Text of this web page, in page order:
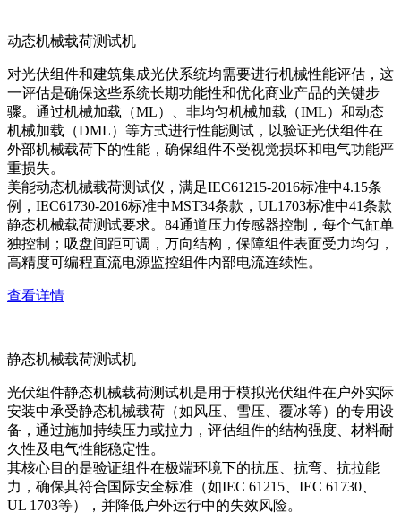
动态机械载荷测试机
对光伏组件和建筑集成光伏系统均需要进行机械性能评估，这
一评估是确保这些系统长期功能性和优化商业产品的关键步
骤。通过机械加载（ML）、非均匀机械加载（IML）和动态
机械加载（DML）等方式进行性能测试，以验证光伏组件在
外部机械载荷下的性能，确保组件不受视觉损坏和电气功能严
重损失。
美能动态机械载荷测试仪，满足IEC61215-2016标准中4.15条
例，IEC61730-2016标准中MST34条款，UL1703标准中41条款
静态机械载荷测试要求。84通道压力传感器控制，每个气缸单
独控制；吸盘间距可调，万向结构，保障组件表面受力均匀，
高精度可编程直流电源监控组件内部电流连续性。
查看详情
静态机械载荷测试机
光伏组件静态机械载荷测试机是用于模拟光伏组件在户外实际
安装中承受静态机械载荷（如风压、雪压、覆冰等）的专用设
备，通过施加持续压力或拉力，评估组件的结构强度、材料耐
久性及电气性能稳定性。
其核心目的是验证组件在极端环境下的抗压、抗弯、抗拉能
力，确保其符合国际安全标准（如IEC 61215、IEC 61730、
UL 1703等），并降低户外运行中的失效风险。